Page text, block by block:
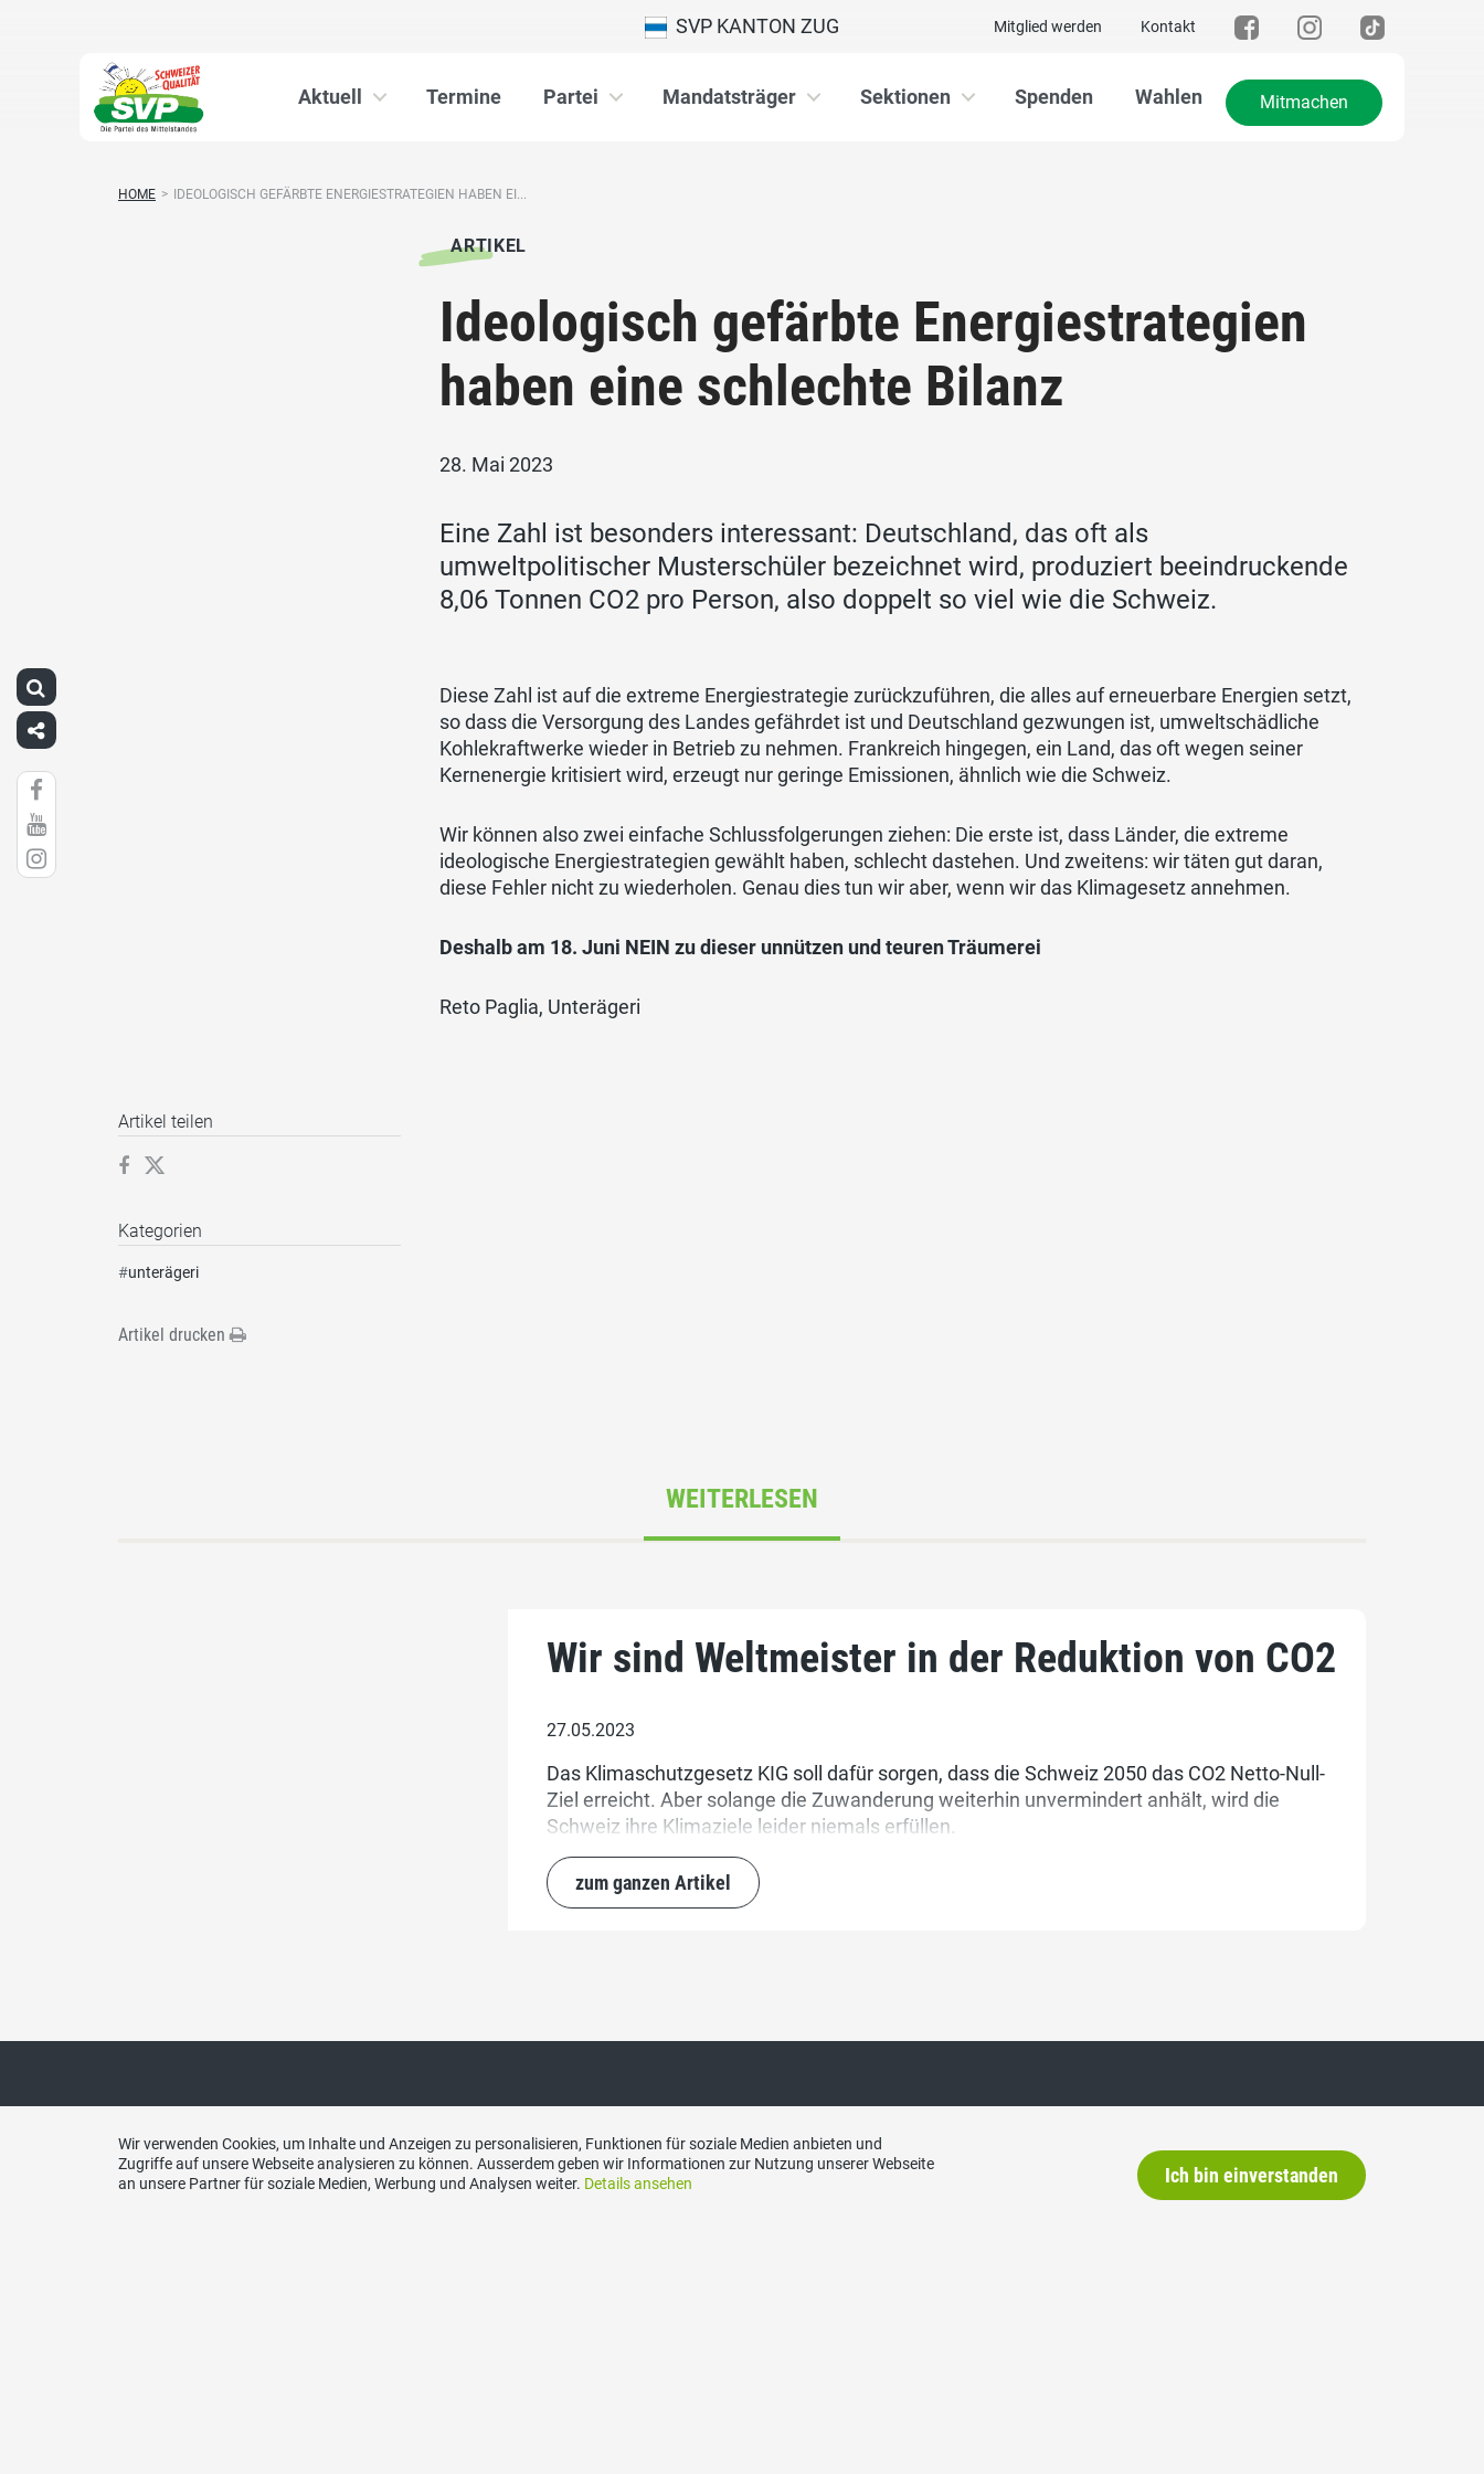
Mitglied werden Kontakt
SVP KANTON ZUG
Aktuell Termine Partei Mandatsträger Sektionen Spenden Wahlen Mitmachen
HOME > IDEOLOGISCH GEFÄRBTE ENERGIESTRATEGIEN HABEN EI...
ARTIKEL
Ideologisch gefärbte Energiestrategien
haben eine schlechte Bilanz
28. Mai 2023
Eine Zahl ist besonders interessant: Deutschland, das oft als
umweltpolitischer Musterschüler bezeichnet wird, produziert beeindruckende
8,06 Tonnen CO2 pro Person, also doppelt so viel wie die Schweiz.
Diese Zahl ist auf die extreme Energiestrategie zurückzuführen, die alles auf erneuerbare Energien setzt,
so dass die Versorgung des Landes gefährdet ist und Deutschland gezwungen ist, umweltschädliche
Kohlekraftwerke wieder in Betrieb zu nehmen. Frankreich hingegen, ein Land, das oft wegen seiner
Kernenergie kritisiert wird, erzeugt nur geringe Emissionen, ähnlich wie die Schweiz.
Wir können also zwei einfache Schlussfolgerungen ziehen: Die erste ist, dass Länder, die extreme
ideologische Energiestrategien gewählt haben, schlecht dastehen. Und zweitens: wir täten gut daran,
diese Fehler nicht zu wiederholen. Genau dies tun wir aber, wenn wir das Klimagesetz annehmen.
Deshalb am 18. Juni NEIN zu dieser unnützen und teuren Träumerei
Reto Paglia, Unterägeri
Artikel teilen
Kategorien
#unterägeri
Artikel drucken
WEITERLESEN
Wir sind Weltmeister in der Reduktion von CO2
27.05.2023
Das Klimaschutzgesetz KIG soll dafür sorgen, dass die Schweiz 2050 das CO2 Netto-Null-
Ziel erreicht. Aber solange die Zuwanderung weiterhin unvermindert anhält, wird die
Schweiz ihre Klimaziele leider niemals erfüllen.
zum ganzen Artikel
Website SVP Schweiz Kontakt Social Media
Wir verwenden Cookies, um Inhalte und Anzeigen zu personalisieren, Funktionen für soziale Medien anbieten und
Zugriffe auf unsere Webseite analysieren zu können. Ausserdem geben wir Informationen zur Nutzung unserer Webseite
an unsere Partner für soziale Medien, Werbung und Analysen weiter. Details ansehen Ich bin einverstanden